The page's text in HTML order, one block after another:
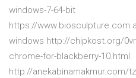
windows-7-64-bit
https://
windows http://chipkost.org/
chrome-for-blackberry-10.html
http://anekabinamakmur.com/